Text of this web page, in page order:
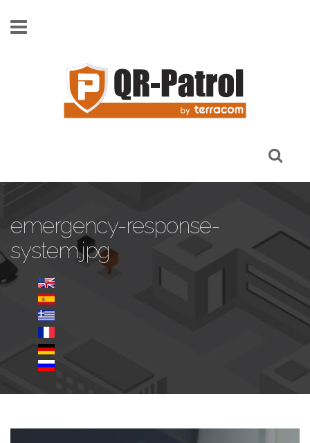
emergency-response-
system.jpg